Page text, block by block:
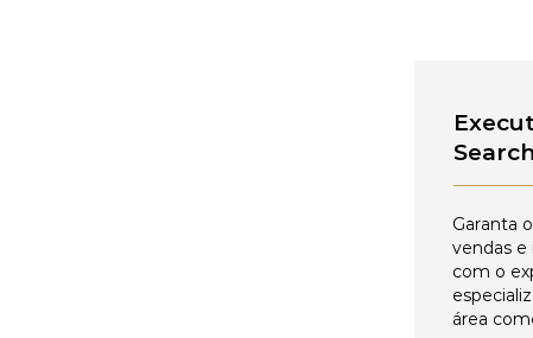
Search
Garanta
vendas
com o
área